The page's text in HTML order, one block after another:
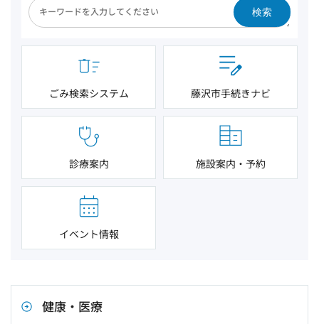
検索
ごみ検索システム 藤沢市手続きナビ
診療案内 施設案内・予約
イベント情報
健康・医療